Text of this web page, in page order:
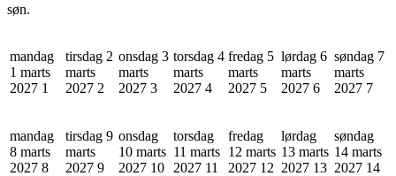
søn.
mandag
1 marts
2027 1
tirsdag 2
marts
2027 2
onsdag 3
marts
2027 3
torsdag 4
marts
2027 4
fredag 5
marts
2027 5
lørdag 6
marts
2027 6
søndag 7
marts
2027 7
mandag
8 marts
2027 8
tirsdag 9
marts
2027 9
onsdag
10 marts
2027 10
torsdag
11 marts
2027 11
fredag
12 marts
2027 12
lørdag
13 marts
2027 13
søndag
14 marts
2027 14